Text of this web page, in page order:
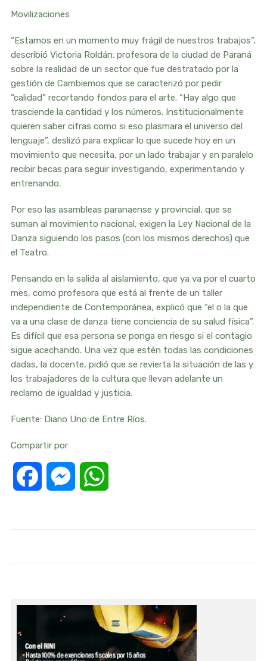
Movilizaciones
“Estamos en un momento muy frágil de nuestros trabajos”,
describió Victoria Roldán: profesora de la ciudad de Paraná
sobre la realidad de un sector que fue destratado por la
gestión de Cambiemos que se caracterizó por pedir
“calidad” recortando fondos para el arte. “Hay algo que
trasciende la cantidad y los números. Institucionalmente
quieren saber cifras como si eso plasmara el universo del
lenguaje”, deslizó para explicar lo que sucede hoy en un
movimiento que necesita, por un lado trabajar y en paralelo
recibir becas para seguir investigando, experimentando y
entrenando.
Por eso las asambleas paranaense y provincial, que se
suman al movimiento nacional, exigen la Ley Nacional de la
Danza siguiendo los pasos (con los mismos derechos) que
el Teatro.
Pensando en la salida al aislamiento, que ya va por el cuarto
mes, como profesora que está al frente de un taller
independiente de Contemporánea, explicó que “el o la que
va a una clase de danza tiene conciencia de su salud física”.
Es difícil que esa persona se ponga en riesgo si el contagio
sigue acechando. Una vez que estén todas las condiciones
dadas, la docente, pidió que se revierta la situación de las y
los trabajadores de la cultura que llevan adelante un
reclamo de igualdad y justicia.
Fuente: Diario Uno de Entre Ríos.
Compartir por
Facebook Messenger